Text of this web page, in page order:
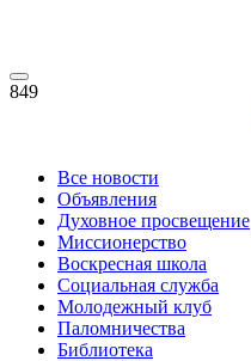
849
Все новости
Объявления
Духовное просвещение
Миссионерство
Воскресная школа
Социальная служба
Молодежный клуб
Паломничества
Библиотека